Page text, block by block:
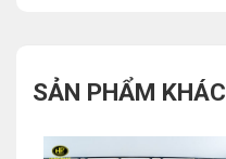
SẢN PHẨM KHÁC